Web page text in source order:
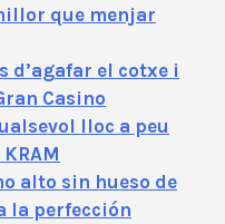
que menjar
d’agafar el cotxe i
Casino
lloc a peu
alto sin hueso de
la perfección